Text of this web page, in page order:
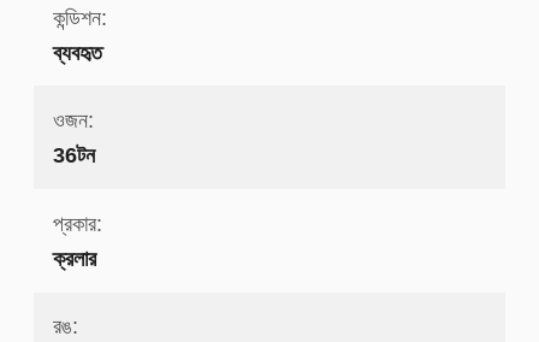
কন্ডিশন:
ব্যবহৃত
ওজন:
36টন
প্রকার:
ক্রলার
রঙ: